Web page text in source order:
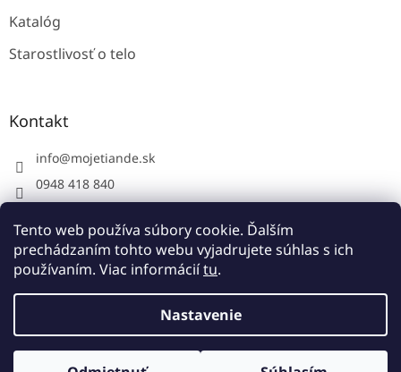
Tento web používa súbory cookie. Ďalším
prechádzaním tohto webu vyjadrujete súhlas s ich
používaním. Viac informáciítu.
Nastavenie
Katalóg
Starostlivosť o telo
Kontakt
info@mojetiande.sk
0948 418 840
instagram - mojetiande
Copyright 2026Moje TianDe Bratislava. Všetky práva